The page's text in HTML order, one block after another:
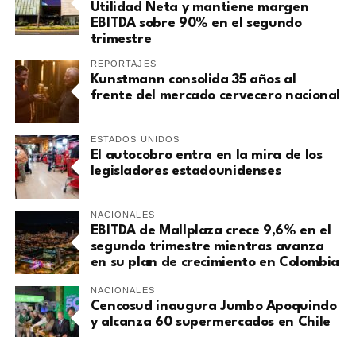
Utilidad Neta y mantiene margen
EBITDA sobre 90% en el segundo
trimestre
REPORTAJES
Kunstmann consolida 35 años al
frente del mercado cervecero nacional
ESTADOS UNIDOS
El autocobro entra en la mira de los
legisladores estadounidenses
NACIONALES
EBITDA de Mallplaza crece 9,6% en el
segundo trimestre mientras avanza
en su plan de crecimiento en Colombia
NACIONALES
Cencosud inaugura Jumbo Apoquindo
y alcanza 60 supermercados en Chile